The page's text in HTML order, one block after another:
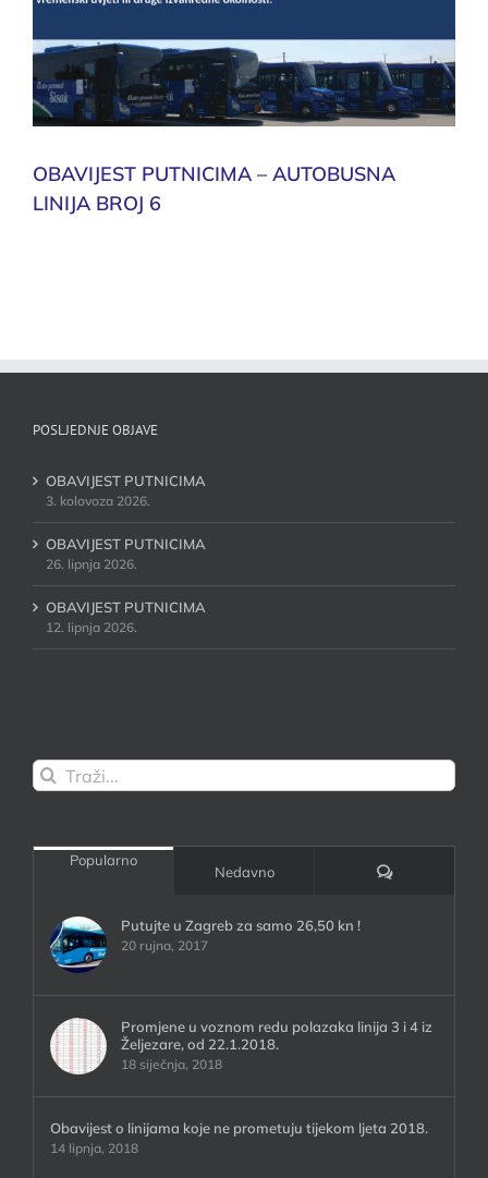
OBAVIJEST PUTNICIMA – AUTOBUSNA
LINIJA BROJ 6
POSLJEDNJE OBJAVE
OBAVIJEST PUTNICIMA
3. kolovoza 2026.
OBAVIJEST PUTNICIMA
26. lipnja 2026.
OBAVIJEST PUTNICIMA
12. lipnja 2026.
Traži...
Popularno
Nedavno Komentari:
Putujte u Zagreb za samo 26,50 kn !
20 rujna, 2017
Promjene u voznom redu polazaka linija 3 i 4 iz
Željezare, od 22.1.2018.
18 siječnja, 2018
Obavijest o linijama koje ne prometuju tijekom ljeta 2018.
14 lipnja, 2018